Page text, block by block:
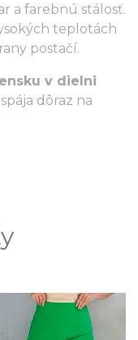
a farebnú stálosť.
teplotách
postačí.
v dielni
dôraz na